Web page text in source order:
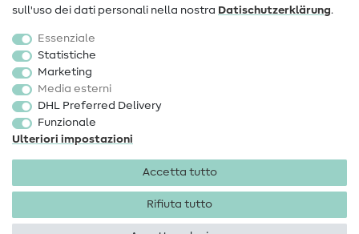
Accessori cucito
Sale
sull'uso dei dati personali nella nostra Dati­schutz­erklärung.
Essenziale
Statistiche
Marketing
Media esterni
DHL Preferred Delivery
Funzionale
Ulteriori impostazioni
Accetta tutto
Rifiuta tutto
Informazioni legali Privacy
Condizioni generali